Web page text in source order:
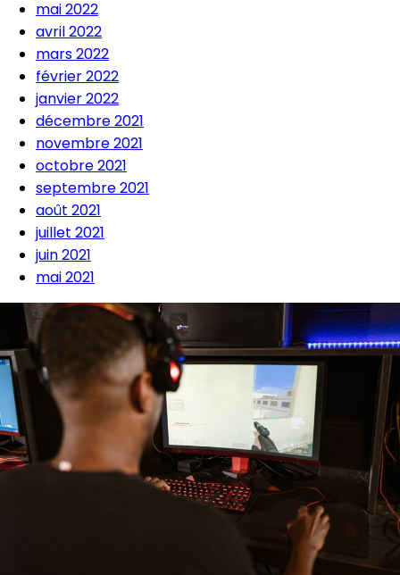
mai 2022
avril 2022
mars 2022
février 2022
janvier 2022
décembre 2021
novembre 2021
octobre 2021
septembre 2021
août 2021
juillet 2021
juin 2021
mai 2021